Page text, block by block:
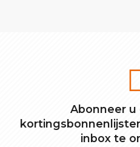
Abonneer u
inbox te